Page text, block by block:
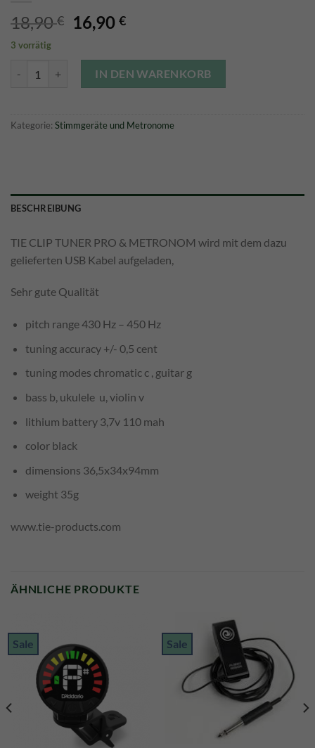
18,90€
Ursprünglicher
war:
18,90 €
16,90€Aktueller
ist:
16,90 €.
3 vorrätig
IN DEN WARENKORB
Kategorie: Stimmgeräte und Metronome
BESCHREIBUNG
TIE CLIP TUNER PRO & METRONOM wird mit dem dazu
gelieferten USB Kabel aufgeladen,
Sehr gute Qualität
pitch range 430 Hz – 450 Hz
tuning accuracy +/- 0,5 cent
tuning modes chromatic c , guitar g
bass b, ukulele u, violin v
lithium battery 3,7v 110 mah
color black
dimensions 36,5x34x94mm
weight 35g
www.tie-products.com
ÄHNLICHE PRODUKTE
Sale Sale